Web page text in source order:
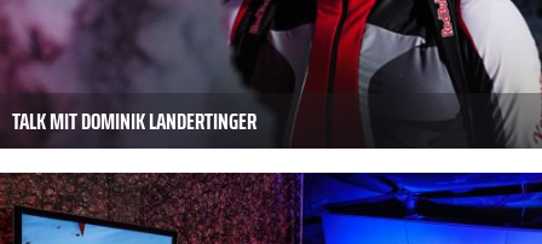
TALK MIT DOMINIK LANDERTINGER